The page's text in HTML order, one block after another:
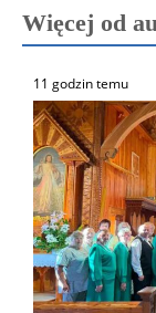
Więcej od
11 godzin temu